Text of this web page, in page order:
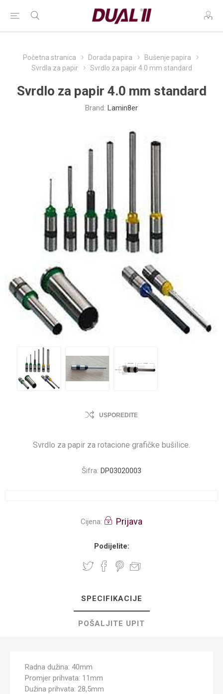
Početna stranica Dorada papira
Bušenje papira
Svrdla za papir
Svrdlo za papir 4.0 mm standard
Svrdlo za papir 4.0 mm standard
Brand: Lamin8er
USPOREDITE
Svrdlo za papir za rotacione grafičke bušilice.
Šifra: DP03020003
Cijena: Prijava
Podijelite:
SPECIFIKACIJE
POŠALJITE UPIT
Radna dužina: 40mm
Promjer prihvata: 11mm
Dužina prihvata: 28,5mm